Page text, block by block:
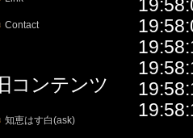
Contact
旧コンテンツ
知恵はす白(ask)